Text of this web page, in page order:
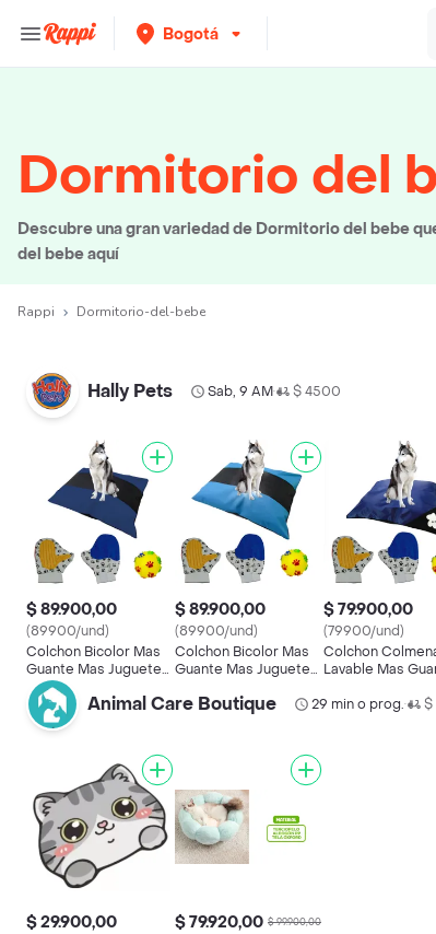
Bogotá
Dormitorio del
Descubre una gran variedad de Dormitorio del bebe
del bebe aquí
Rappi Dormitorio-del-bebe
Hally Pets Sab, 9 AM• $ 4500
$ 89.900,00
(89900/und)
Colchon Bicolor Mas
Guante Mas Juguete
Azul Oscuro
$ 89.900,00
(89900/und)
Colchon Bicolor Mas
Guante Mas Juguete
$ 79.900,00
(79900/und)
Colchon
Lavable Mas
Oscuro
Animal Care Boutique 29 min o prog.• $
$ 29.900,00 $ 79.920,00 $ 99.900,00